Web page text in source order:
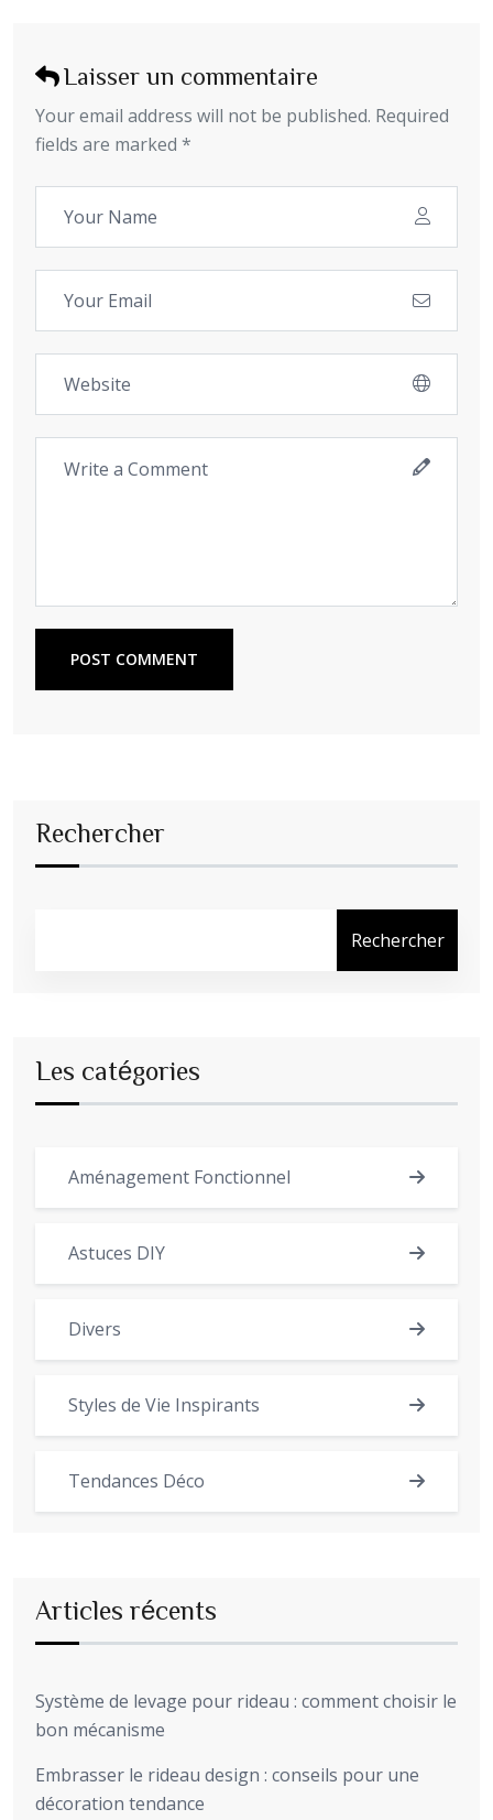
Laisser un commentaire
Your email address will not be published. Required
fields are marked *
POST COMMENT
Rechercher
Rechercher
Les catégories
Aménagement Fonctionnel
Astuces DIY
Divers
Styles de Vie Inspirants
Tendances Déco
Articles récents
Système de levage pour rideau : comment choisir le
bon mécanisme
Embrasser le rideau design : conseils pour une
décoration tendance